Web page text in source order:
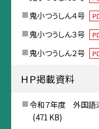
鬼小つうしん４号
鬼小つうしん３号
鬼小つうしん２号
ＨＰ掲載資料
令和７年度 外国語
(471 KB)